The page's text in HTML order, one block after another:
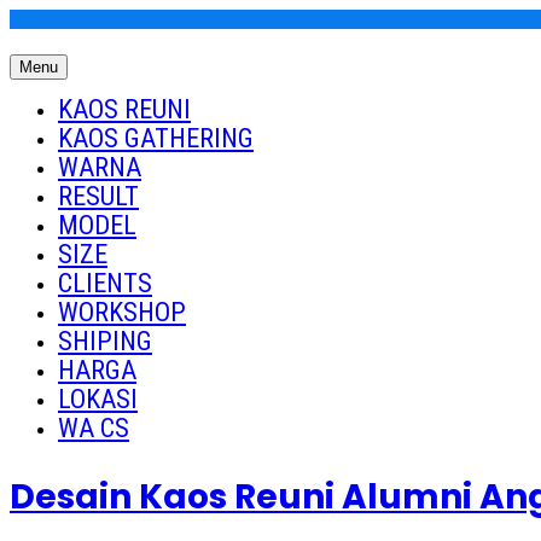
content
Kaos Reuni
Kaos Reuni Alumni SD SMP SMA
Menu
KAOS REUNI
KAOS GATHERING
WARNA
RESULT
MODEL
SIZE
CLIENTS
WORKSHOP
SHIPING
HARGA
LOKASI
WA CS
Desain Kaos Reuni Alumni